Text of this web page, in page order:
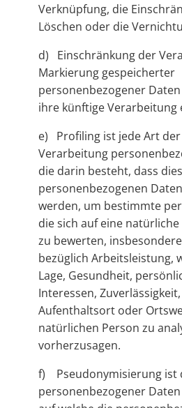
Verknüpfung, die
Löschen oder die
d) Einschränkung der
Markierung gespeicherter
personenbezogener
ihre künftige Verarbeitung
e) Profiling ist jede Art
Verarbeitung
die darin besteht, dass
personenbezogenen
werden, um bestimmte
die sich auf eine
zu bewerten,
bezüglich Arbeitsleistung,
Lage, Gesundheit,
Interessen,
Aufenthaltsort oder
natürlichen Person zu
vorherzusagen.
f) Pseudonymisierung ist
personenbezogener